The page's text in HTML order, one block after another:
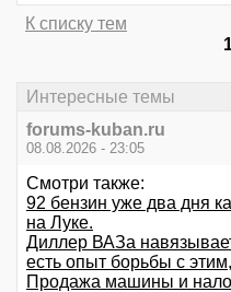
К списку тем
1
Интересные темы
forums-kuban.ru
08.08.2026 - 23:05
Смотри также:
92 бензин уже два дня
на Луке.
Диллер ВАЗа
есть опыт борьбы с
Продажа машины и